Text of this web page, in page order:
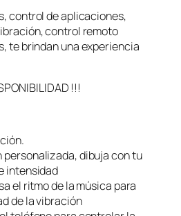
control de aplicaciones,
control remoto
te brindan una experiencia
!!!
personalizada, dibuja con tu
intensidad
el ritmo de la música para
de la vibración